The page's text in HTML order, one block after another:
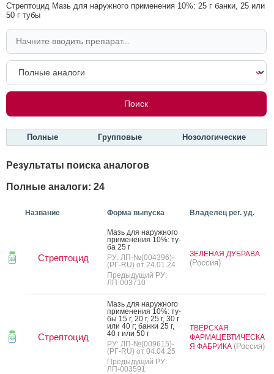
Стрептоцид Мазь для наружного применения 10%: 25 г банки, 25 или
50 г тубы
Полные Групповые Нозологические
Результаты поиска аналогов
Полные аналоги: 24
Название Форма выпуска Владелец рег. уд.
Стрептоцид
Мазь для на­руж­но­го
при­мене­ния 10%: ту­
ба 25 г
РУ: ЛП-№(004396)-
(РГ-RU) от 24.01.24
Предыдущий РУ:
ЛП-003710
ЗЕЛЕНАЯ ДУБРАВА
(Россия)
Стрептоцид
Мазь для на­руж­но­го
при­мене­ния 10%: ту­
бы 15 г, 20 г, 25 г, 30 г
или 40 г; бан­ки 25 г,
40 г или 50 г
РУ: ЛП-№(009615)-
(РГ-RU) от 04.04.25
Предыдущий РУ:
ЛП-003591
ТВЕРСКАЯ
ФАРМАЦЕВТИЧЕСКА
Я ФАБРИКА (Россия)